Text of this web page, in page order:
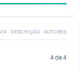
· DESCRIÇÃO · AUTORES
4de4